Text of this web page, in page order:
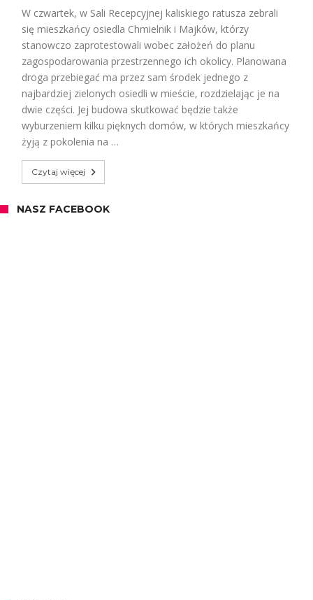
W czwartek, w Sali Recepcyjnej kaliskiego ratusza zebrali
się mieszkańcy osiedla Chmielnik i Majków, którzy
stanowczo zaprotestowali wobec założeń do planu
zagospodarowania przestrzennego ich okolicy. Planowana
droga przebiegać ma przez sam środek jednego z
najbardziej zielonych osiedli w mieście, rozdzielając je na
dwie części. Jej budowa skutkować będzie także
wyburzeniem kilku pięknych domów, w których mieszkańcy
żyją z pokolenia na …
Czytaj więcej
NASZ FACEBOOK